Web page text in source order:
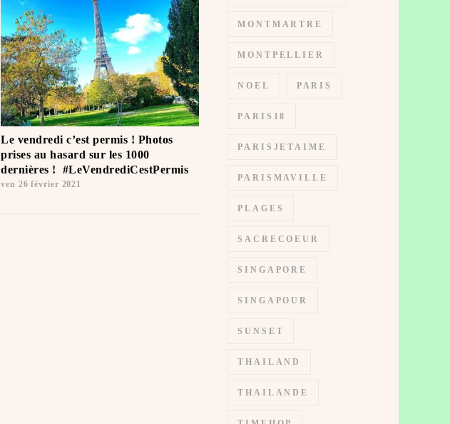
Le vendredi c’est permis ! Photos
prises au hasard sur les 1000
dernières ! ️ #LeVendrediCestPermis
ven 26 février 2021
MONTMARTRE
MONTPELLIER
NOEL PARIS
PARIS18
PARISJETAIME
PARISMAVILLE
PLAGES
SACRECOEUR
SINGAPORE
SINGAPOUR
SUNSET
THAILAND
THAILANDE